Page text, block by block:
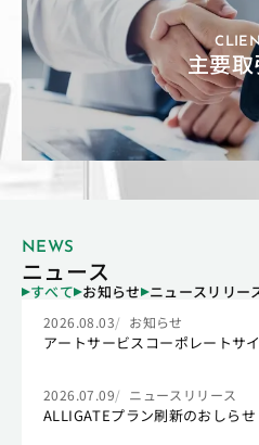
主要
NEWS
ニュース
すべて お知らせ ニュースリリー
2026.08.03 お知らせ
アートサービスコーポレートサ
2026.07.09 ニュースリリース
ALLIGATEプラン刷新のおしらせ